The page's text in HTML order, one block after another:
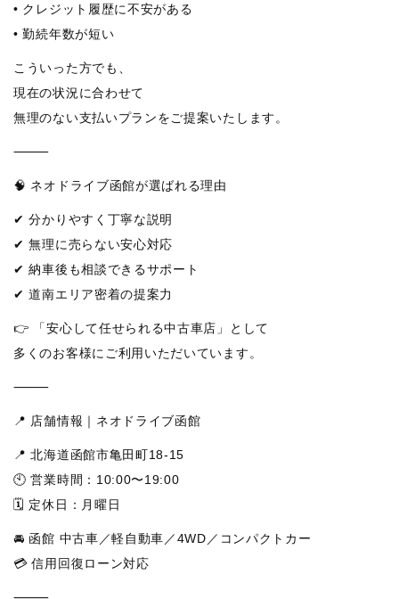
• クレジット履歴に不安がある
• 勤続年数が短い
こういった方でも、
現在の状況に合わせて
無理のない支払いプランをご提案いたします。
⸻
🧠 ネオドライブ函館が選ばれる理由
✔ 分かりやすく丁寧な説明
✔ 無理に売らない安心対応
✔ 納車後も相談できるサポート
✔ 道南エリア密着の提案力
👉 「安心して任せられる中古車店」として
多くのお客様にご利用いただいています。
⸻
📍 店舗情報｜ネオドライブ函館
📍 北海道函館市亀田町18-15
🕙 営業時間：10:00〜19:00
🗓 定休日：月曜日
🚘 函館 中古車／軽自動車／4WD／コンパクトカー
💳 信用回復ローン対応